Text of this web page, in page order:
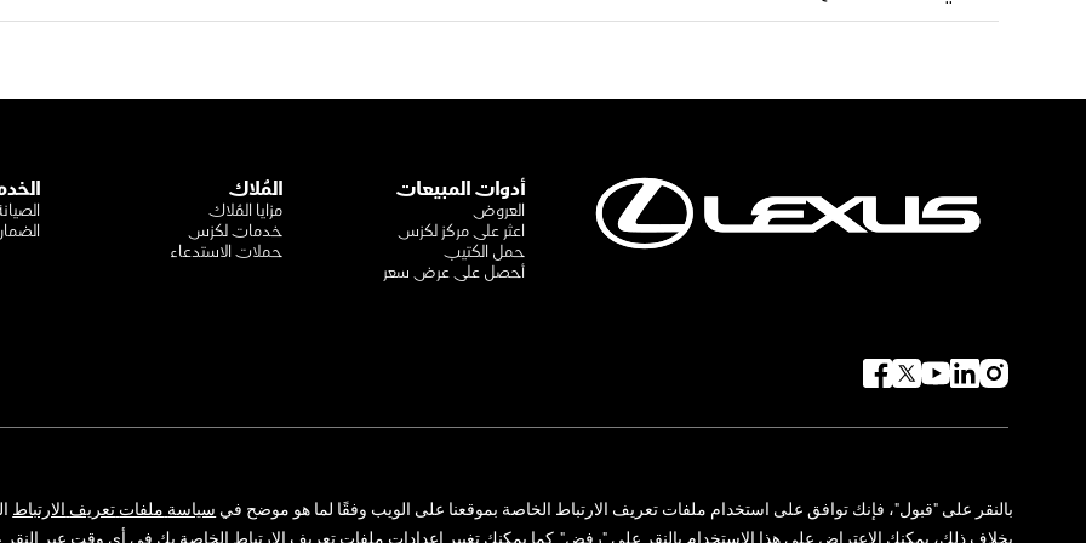
بالنقر على "قبول"، فإنك توافق على استخدام ملفات تعريف الارتباط الخاصة بموقعنا على الويب وفقًا لما هو موضح في سياسة ملفات تعريف الارتباط
بخلاف ذلك، يمكنك الاعتراض على هذا الاستخدام بالنقر على "رفض". كما يمكنك تغيير إعدادات ملفات تعريف الارتباط الخاصة بك في أي وقت عبر النقر
أدوات المبيعات
العروض
اعثر على مركز لكزس
حمل الكتيب
أحصل على عرض سعر
المُلاك
مزايا المُلاك
خدمات لكزس
حملات الاستدعاء
جميع الحقوق محفوظة لشركة